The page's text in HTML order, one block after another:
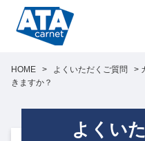
HOME > よくいただくご質問 >
きますか？
よくい